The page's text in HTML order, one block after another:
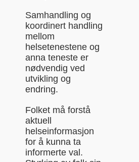
Samhandling og
koordinert handling
mellom
helsetenestene og
anna teneste er
nødvendig ved
utvikling og
endring.
Folket må forstå
aktuell
helseinformasjon
for å kunna ta
informerte val.